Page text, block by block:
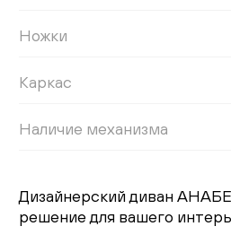
Ножки
Каркас
Наличие механизма
Дизайнерский диван
решение для вашего